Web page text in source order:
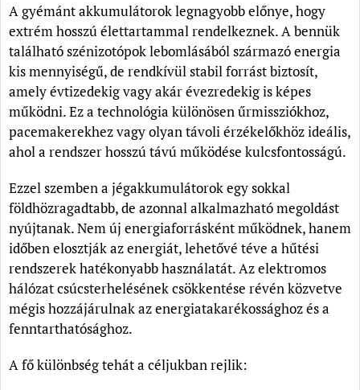
A gyémánt akkumulátorok legnagyobb előnye, hogy
extrém hosszú élettartammal rendelkeznek. A bennük
található szénizotópok lebomlásából származó energia
kis mennyiségű, de rendkívül stabil forrást biztosít,
amely évtizedekig vagy akár évezredekig is képes
működni. Ez a technológia különösen űrmissziókhoz,
pacemakerekhez vagy olyan távoli érzékelőkhöz ideális,
ahol a rendszer hosszú távú működése kulcsfontosságú.
Ezzel szemben a jégakkumulátorok egy sokkal
földhözragadtabb, de azonnal alkalmazható megoldást
nyújtanak. Nem új energiaforrásként működnek, hanem
időben elosztják az energiát, lehetővé téve a hűtési
rendszerek hatékonyabb használatát. Az elektromos
hálózat csúcsterhelésének csökkentése révén közvetve
mégis hozzájárulnak az energiatakarékossághoz és a
fenntarthatósághoz.
A fő különbség tehát a céljukban rejlik: